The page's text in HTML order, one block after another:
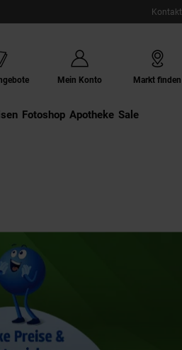
Kontakt
Mein Konto Markt finden
Link:
Externer Link:
Fotoshop Externer Link:
Apotheke Sale